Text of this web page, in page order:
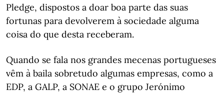
Pledge, dispostos a doar boa parte das suas
fortunas para devolverem à sociedade alguma
coisa do que desta receberam.
Quando se fala nos grandes mecenas portugueses
vêm à baila sobretudo algumas empresas, como a
EDP, a GALP, a SONAE e o grupo Jerónimo